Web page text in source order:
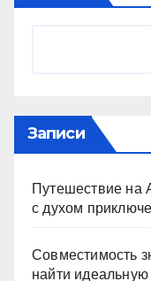
Записи
Путешествие на
с духом
Совместимость
найти